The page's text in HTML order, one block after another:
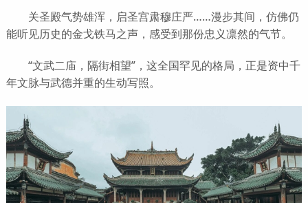
关圣殿气势雄浑，启圣宫肃穆庄严……漫步其间，仿佛仍
能听见历史的金戈铁马之声，感受到那份忠义凛然的气节。
“文武二庙，隔街相望”，这全国罕见的格局，正是资中千
年文脉与武德并重的生动写照。